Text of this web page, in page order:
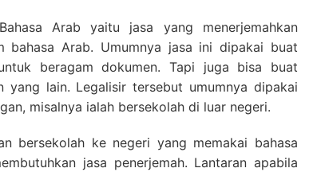
Arab yaitu jasa yang menerjemahkan
bahasa Arab. Umumnya jasa ini dipakai buat
beragam dokumen. Tapi juga bisa buat
yang lain. Legalisir tersebut umumnya dipakai
misalnya ialah bersekolah di luar negeri.
bersekolah ke negeri yang memakai bahasa
jasa penerjemah. Lantaran apabila